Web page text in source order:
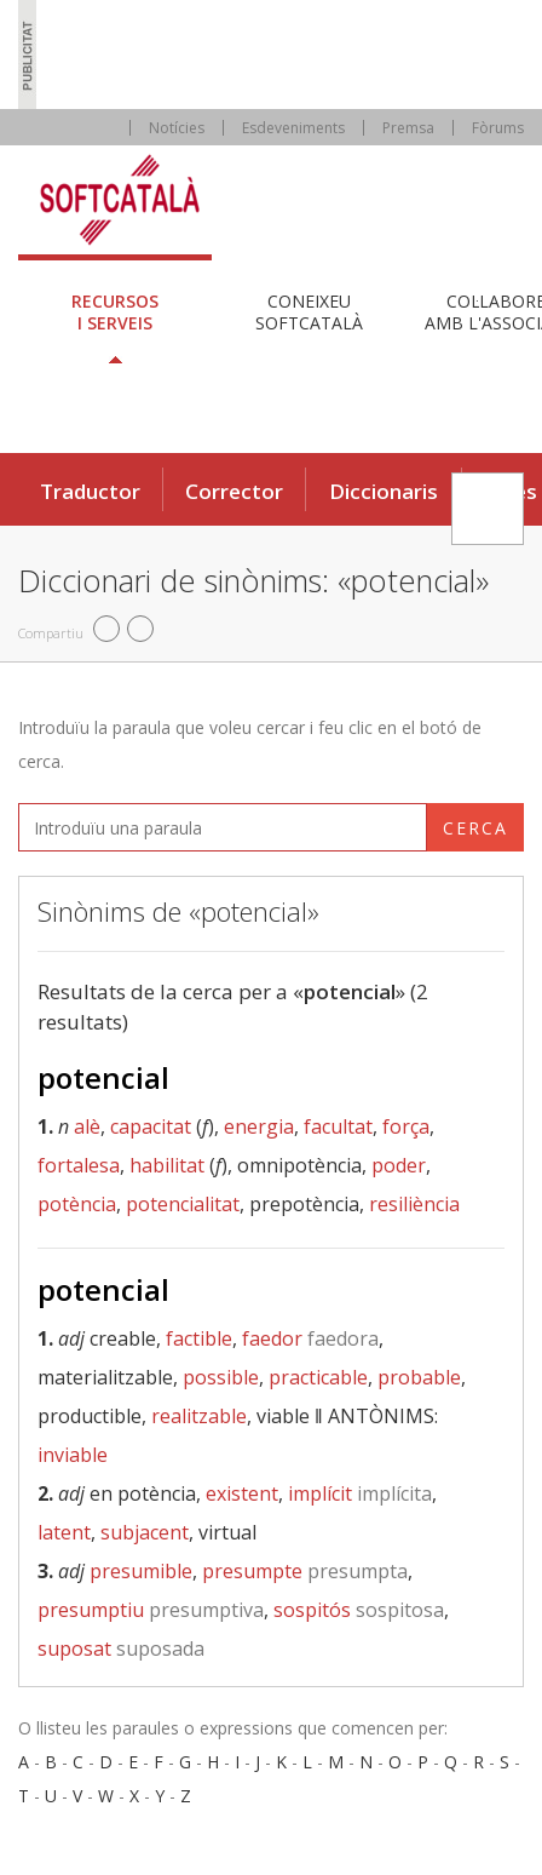
Notícies Esdeveniments Premsa Fòrums
RECURSOS
I SERVEIS
CONEIXEU
SOFTCATALÀ
AMB
Traductor Corrector Diccionaris Eines
Diccionari de sinònims: «potencial»
Compartiu
Introduïu la paraula que voleu cercar i feu clic en el botó de
cerca.
CERCA
Sinònims de «potencial»
Resultats de la cerca per a «potencial» (2
resultats)
potencial
1.nalè, capacitat(f), energia, facultat, força,
fortalesa, habilitat(f), omnipotència, poder,
potència, potencialitat, prepotència, resiliència
potencial
1.adjcreable, factible, faedorfaedora,
materialitzable, possible, practicable, probable,
productible, realitzable, viable ‖ ANTÒNIMS:
inviable
2.adjen potència, existent, implícit implícita,
latent, subjacent, virtual
3.adj presumible, presumpte presumpta,
presumptiu presumptiva, sospitós sospitosa,
suposatsuposada
O llisteu les paraules o expressions que comencen per:
A - B - C - D - E - F - G - H - I - J - K - L - M - N - O - P - Q - R - S -
T - U - V- W - X - Y - Z